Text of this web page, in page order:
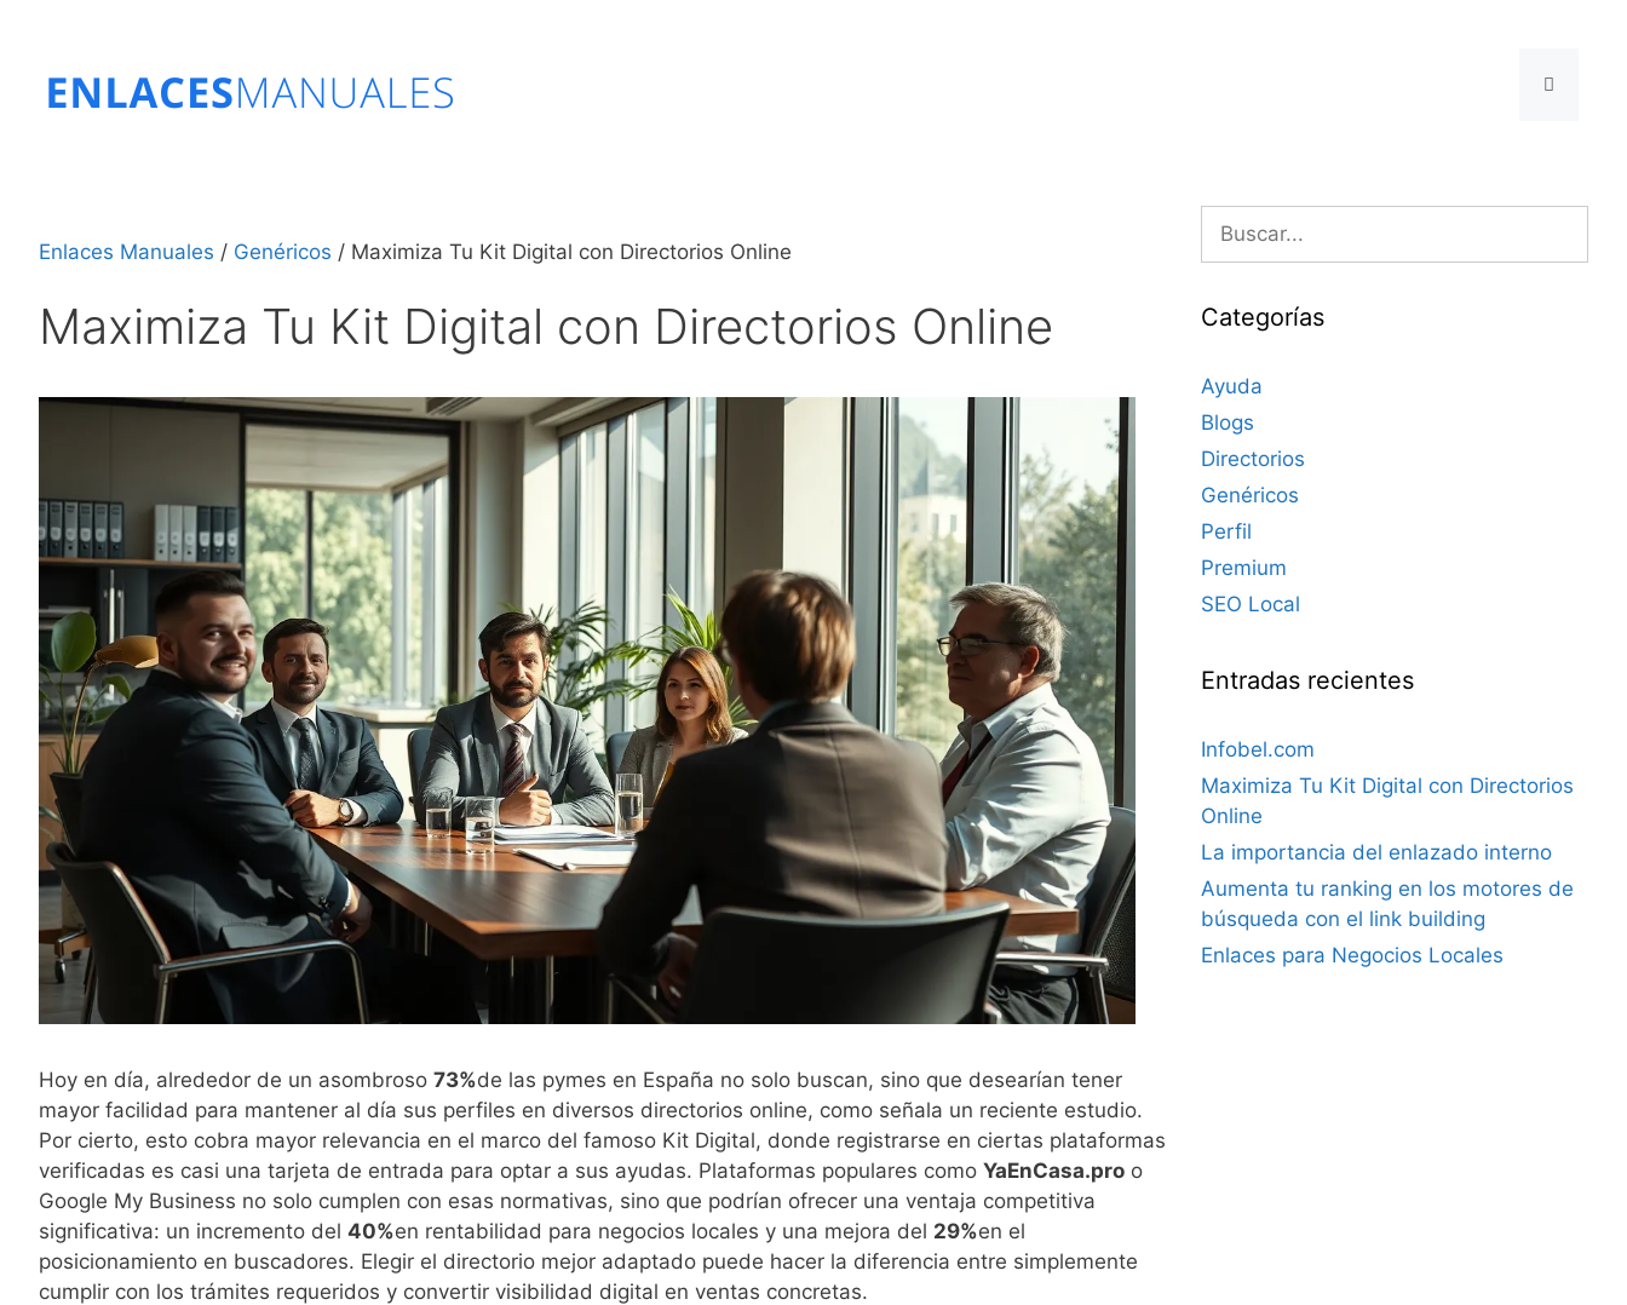
contenido
Enlaces Manuales / Genéricos / Maximiza Tu Kit Digital con Directorios Online
Maximiza Tu Kit Digital con Directorios Online
Hoy en día, alrededor de un asombroso 73%de las pymes en España no solo buscan, sino que desearían tener
mayor facilidad para mantener al día sus perfiles en diversos directorios online, como señala un reciente estudio.
Por cierto, esto cobra mayor relevancia en el marco del famoso Kit Digital, donde registrarse en ciertas plataformas
verificadas es casi una tarjeta de entrada para optar a sus ayudas. Plataformas populares como YaEnCasa.pro o
Google My Business no solo cumplen con esas normativas, sino que podrían ofrecer una ventaja competitiva
significativa: un incremento del 40%en rentabilidad para negocios locales y una mejora del 29%en el
posicionamiento en buscadores. Elegir el directorio mejor adaptado puede hacer la diferencia entre simplemente
cumplir con los trámites requeridos y convertir visibilidad digital en ventas concretas.
Buscar:
Categorías
Ayuda
Blogs
Directorios
Genéricos
Perfil
Premium
SEO Local
Entradas recientes
Infobel.com
Maximiza Tu Kit Digital con Directorios
Online
La importancia del enlazado interno
Aumenta tu ranking en los motores de
búsqueda con el link building
Enlaces para Negocios Locales